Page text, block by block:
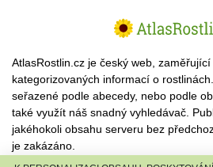
AtlasRostlin.cz je český web,
kategorizovaných informací o
seřazené podle abecedy, nebo podle
také využít náš snadný vyhledávač.
jakéhokoli obsahu serveru bez
je zakázáno.